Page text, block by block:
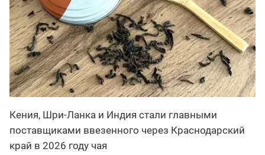
Кения, Шри-Ланка и Индия стали главными
поставщиками ввезенного через Краснодарский
край в 2026 году чая